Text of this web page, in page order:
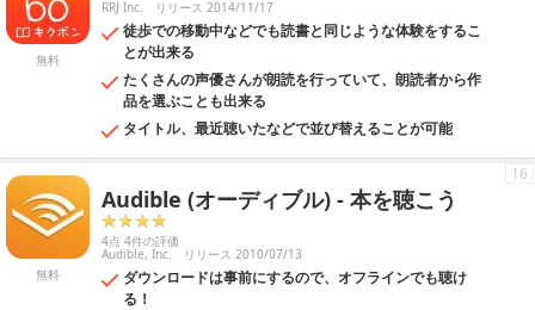
無料
RRJ Inc. リリース 2014/11/17
徒歩での移動中などでも読書と同じような体験をするこ
とが出来る
たくさんの声優さんが朗読を行っていて、朗読者から作
品を選ぶことも出来る
タイトル、最近聴いたなどで並び替えることが可能
無料
Audible (オーディブル) - 本を聴こう
4点 4件の評価
Audible, Inc. リリース 2010/07/13
ダウンロードは事前にするので、オフラインでも聴け
る！
16